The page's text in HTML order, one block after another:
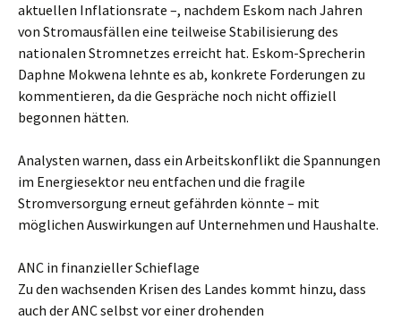
aktuellen Inflationsrate –, nachdem Eskom nach Jahren
von Stromausfällen eine teilweise Stabilisierung des
nationalen Stromnetzes erreicht hat. Eskom-Sprecherin
Daphne Mokwena lehnte es ab, konkrete Forderungen zu
kommentieren, da die Gespräche noch nicht offiziell
begonnen hätten.
Analysten warnen, dass ein Arbeitskonflikt die Spannungen
im Energiesektor neu entfachen und die fragile
Stromversorgung erneut gefährden könnte – mit
möglichen Auswirkungen auf Unternehmen und Haushalte.
ANC in finanzieller Schieflage
Zu den wachsenden Krisen des Landes kommt hinzu, dass
auch der ANC selbst vor einer drohenden